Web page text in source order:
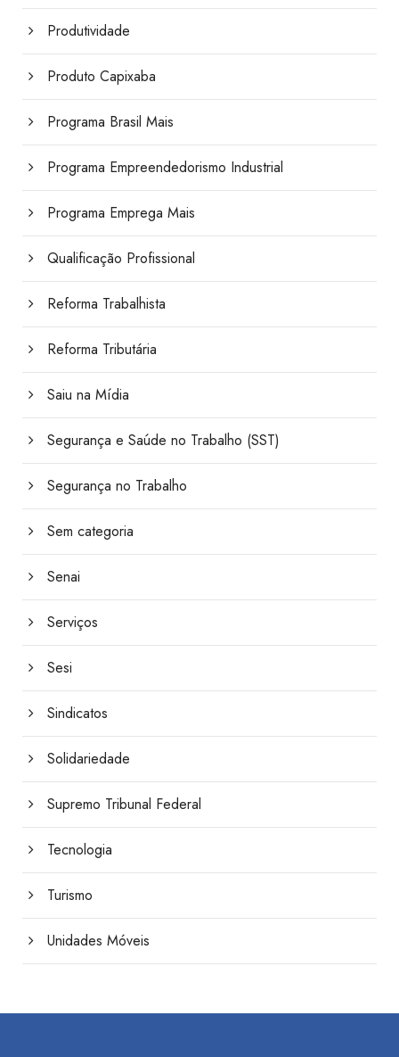
Produtividade
Produto Capixaba
Programa Brasil Mais
Programa Empreendedorismo Industrial
Programa Emprega Mais
Qualificação Profissional
Reforma Trabalhista
Reforma Tributária
Saiu na Mídia
Segurança e Saúde no Trabalho (SST)
Segurança no Trabalho
Sem categoria
Senai
Serviços
Sesi
Sindicatos
Solidariedade
Supremo Tribunal Federal
Tecnologia
Turismo
Unidades Móveis